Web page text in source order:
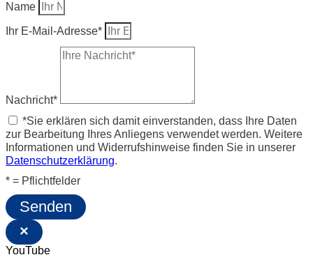
Name
Ihr E-Mail-Adresse*
Nachricht*
*Sie erklären sich damit einverstanden, dass Ihre Daten
zur Bearbeitung Ihres Anliegens verwendet werden. Weitere
Informationen und Widerrufshinweise finden Sie in unserer
Datenschutzerklärung.
* = Pflichtfelder
Senden
×
YouTube